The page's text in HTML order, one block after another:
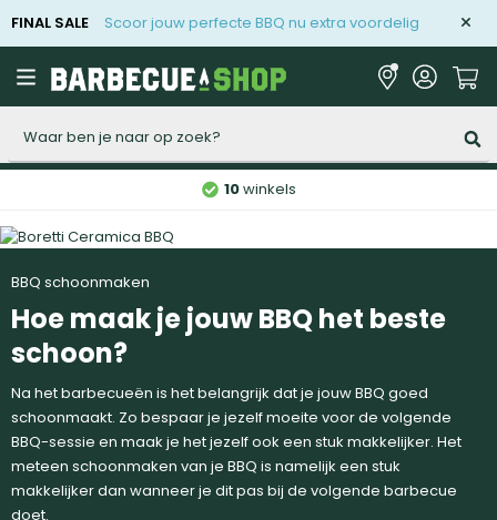
FINAL SALE Scoor jouw perfecte BBQ nu extra voordelig
10winkels
BBQ schoonmaken
Hoe maak je jouw BBQ het beste
schoon?
Na het barbecueën is het belangrijk dat je jouw BBQ goed
schoonmaakt. Zo bespaar je jezelf moeite voor de volgende
BBQ-sessie en maak je het jezelf ook een stuk makkelijker. Het
meteen schoonmaken van je BBQ is namelijk een stuk
makkelijker dan wanneer je dit pas bij de volgende barbecue
doet.